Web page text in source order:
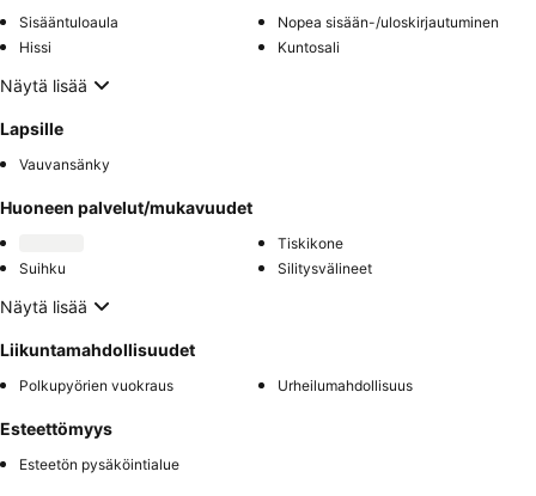
Sisääntuloaula
Nopea sisään-/uloskirjautuminen
Hissi
Kuntosali
Näytä lisää
Lapsille
Vauvansänky
Huoneen palvelut/mukavuudet
Tiskikone
Suihku
Silitysvälineet
Näytä lisää
Liikuntamahdollisuudet
Polkupyörien vuokraus Urheilumahdollisuus
Esteettömyys
Esteetön pysäköintialue